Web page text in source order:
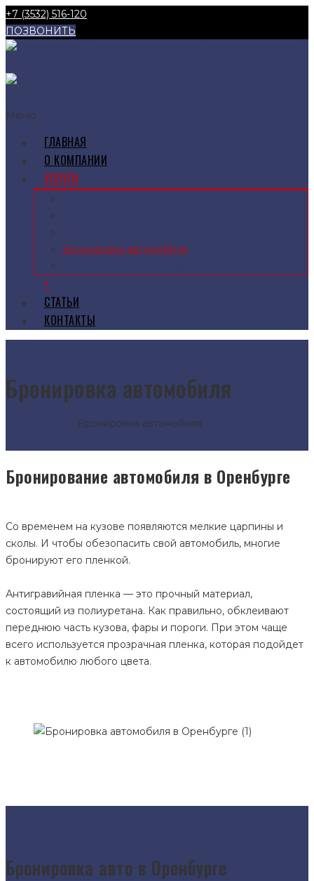
+7 (3532) 516-120
ПОЗВОНИТЬ
Меню
ГЛАВНАЯ
О КОМПАНИИ
УСЛУГИ
Бронировка автомобиля
+
СТАТЬИ
КОНТАКТЫ
Бронировка автомобиля
Бронировка автомобиля
Бронирование автомобиля в Оренбурге
Со временем на кузове появляются мелкие царпины и
сколы. И чтобы обезопасить свой автомобиль, многие
бронируют его пленкой.
Антигравийная пленка — это прочный материал,
состоящий из полиуретана. Как правильно, обклеивают
переднюю часть кузова, фары и пороги. При этом чаще
всего используется прозрачная пленка, которая подойдет
к автомобилю любого цвета.
Бронировка авто в Оренбурге